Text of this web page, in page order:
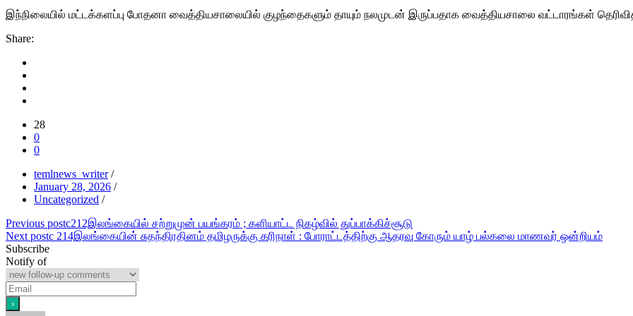
இந்நிலையில் மட்டக்களப்பு போதனா வைத்தியசாலையில் குழந்தைகளும் தாயும் நலமுடன் இருப்பதாக வைத்தியசாலை வட்டாரங்கள்
Share:
28
0
0
temlnews_writer /
January 28, 2026 /
Uncategorized /
Post
navigation
Previous postc212இலங்கையில் சற்றுமுன் பயங்கரம் ; களியாட்ட நிகழ்வில் துப்பாக்கிச்சூடு
Next postc 214இலங்கையின் சுதந்திரதினம் தமிழருக்கு கரிநாள் : போராட்டத்திற்கு ஆதரவு கோரும் யாழ் பல்கலை மாணவர் ஒன்றியம்
Subscribe
Notify of